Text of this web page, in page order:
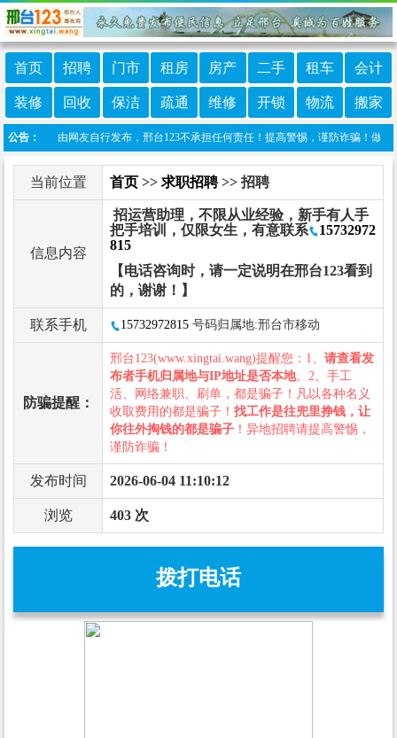
首页 招聘 门市 租房 房产 二手 租车 会计
装修 回收 保洁 疏通 维修 开锁 物流 搬家
公告：
栏目信息由网友自行发布，邢台123不承担任何责任！提高警惕，谨防诈骗！做推
当前位置 首页 >> 求职招聘>> 招聘
信息内容
招运营助理，不限从业经验，新手有人手
把手培训，仅限女生，有意联系
15732972
815
【电话咨询时，请一定说明在邢台123看到
的，谢谢！】
联系手机 15732972815 号码归属地:邢台市移动
防骗提醒：
邢台123(www.xingtai.wang)提醒您：1、 请查看发
布者手机归属地与IP地址是否本地。2、手工
活、网络兼职、刷单，都是骗子！凡以各种名义
收取费用的都是骗子！ 找工作是往兜里挣钱，让
你往外掏钱的都是骗子 ！异地招聘请提高警惕，
谨防诈骗！
发布时间 2026-06-04 11:10:12
浏览 403 次
拨打电话